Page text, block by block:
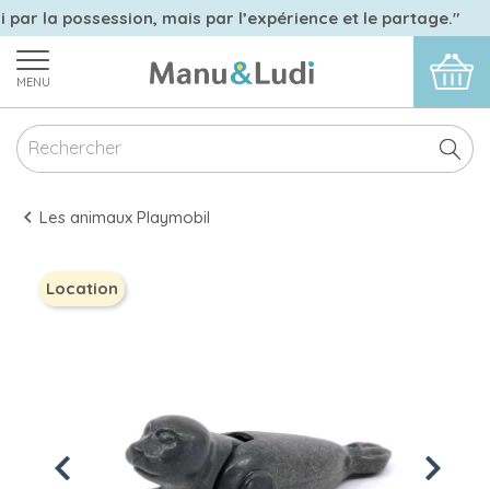
la possession, mais par l’expérience et le partage."
MENU
Les animaux Playmobil
Location
Previous Next